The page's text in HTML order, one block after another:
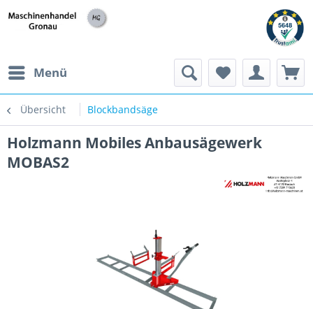
Menü
Übersicht Blockbandsäge
Holzmann Mobiles Anbausägewerk
MOBAS2